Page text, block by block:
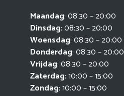
Maandag: 08:30 – 20:00
Dinsdag: 08:30 – 20:00
Woensdag: 08:30 – 20:00
Donderdag: 08:30 – 20:00
Vrijdag: 08:30 – 20:00
Zaterdag: 10:00 – 15:00
Zondag: 10:00 – 15:00